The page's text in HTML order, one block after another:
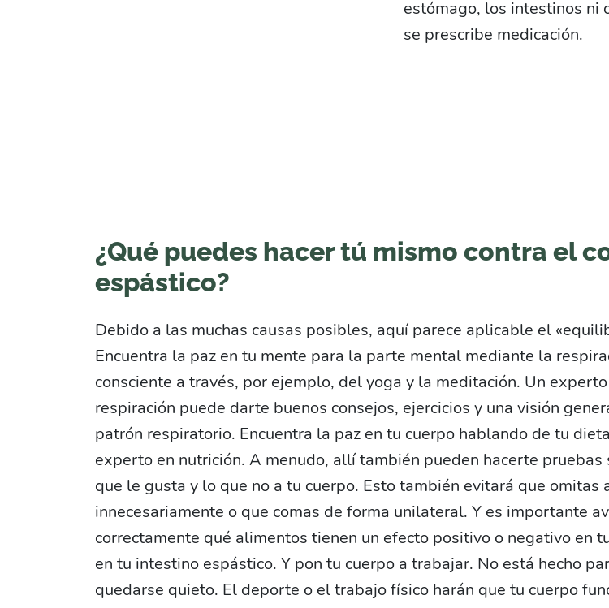
estómago, los intestinos ni
se prescribe medicación.
¿Qué puedes hacer tú mismo contra el
espástico?
Debido a las muchas causas posibles, aquí parece aplicable el
Encuentra la paz en tu mente para la parte mental mediante la
consciente a través, por ejemplo, del yoga y la meditación. Un
respiración puede darte buenos consejos, ejercicios y una visión
patrón respiratorio. Encuentra la paz en tu cuerpo hablando de tu
experto en nutrición. A menudo, allí también pueden hacerte pruebas
que le gusta y lo que no a tu cuerpo. Esto también evitará que omitas
innecesariamente o que comas de forma unilateral. Y es importante
correctamente qué alimentos tienen un efecto positivo o negativo en
en tu intestino espástico. Y pon tu cuerpo a trabajar. No está hecho
quedarse quieto. El deporte o el trabajo físico harán que tu cuerpo